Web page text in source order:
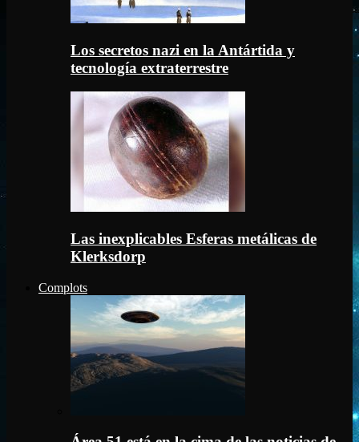
Los secretos nazi en la Antártida y
tecnología extraterrestre
Las inexplicables Esferas metálicas de
Klerksdorp
Complots